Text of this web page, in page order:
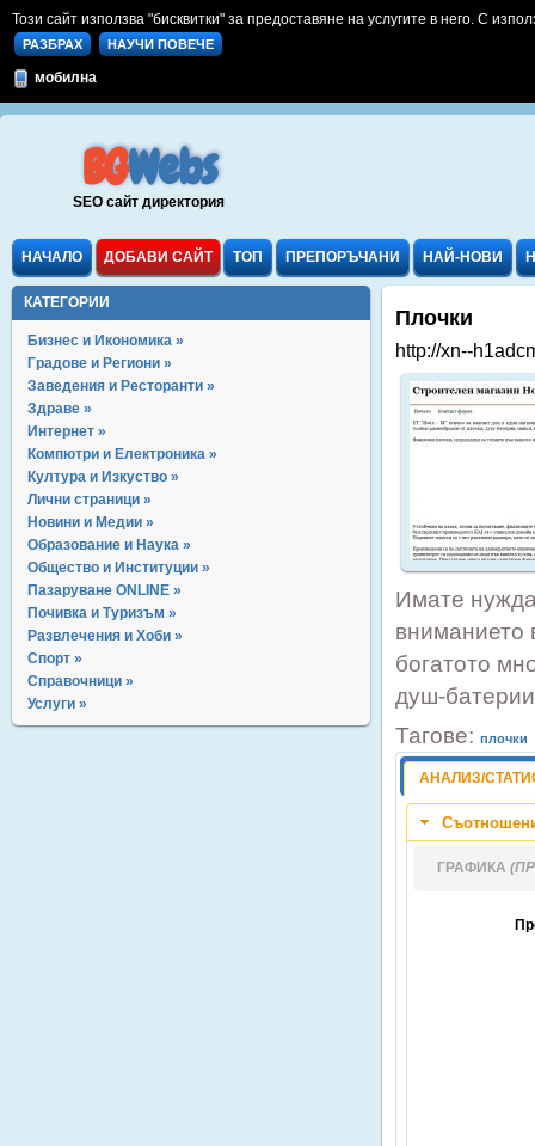
Този сайт използва "бисквитки" за предоставяне на услугите в него. С
РАЗБРАХ НАУЧИ ПОВЕЧЕ
мобилна
BGWebs
SEO сайт директория
НАЧАЛО ДОБАВИ САЙТ ТОП ПРЕПОРЪЧАНИ НАЙ-НОВИ
КАТЕГОРИИ
Бизнес и Икономика »
Градове и Региони »
Заведения и Ресторанти »
Здраве »
Интернет »
Компютри и Електроника »
Култура и Изкуство »
Лични страници »
Новини и Медии »
Образование и Наука »
Общество и Институции »
Пазаруване ONLINE »
Почивка и Туризъм »
Развлечения и Хоби »
Спорт »
Справочници »
Услуги »
Плочки
http://xn--
Имате
вниманието
богатото
душ-
Тагове: плочки
АНАЛИЗ/
ГРАФИКА